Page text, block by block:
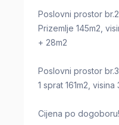
Poslovni prostor br.2
Prizemlje 145m2,
+ 28m2
Poslovni prostor br.3
1 sprat 161m2,
Cijena po dogoboru!